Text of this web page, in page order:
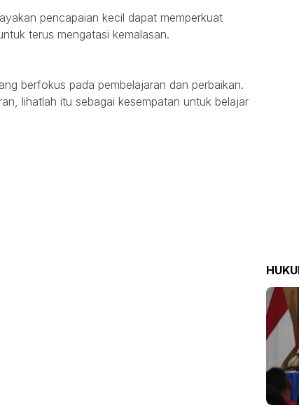
pencapaian kecil dapat memperkuat
terus mengatasi kemalasan.
berfokus pada pembelajaran dan perbaikan.
lihatlah itu sebagai kesempatan untuk belajar